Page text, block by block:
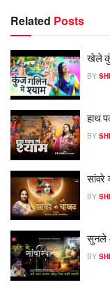
Related Posts
खेले
BY
हाथ
BY
सांवरे
BY
सुनले
BY